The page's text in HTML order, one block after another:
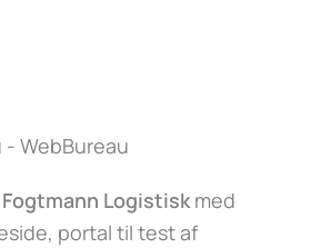
Fogtmann Logistiskmed
portal til test af